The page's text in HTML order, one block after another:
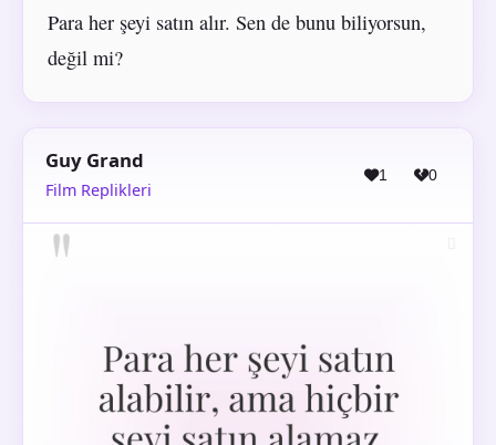
Para her şeyi satın alır. Sen de bunu biliyorsun,
değil mi?
Guy Grand
Film Replikleri
1 0